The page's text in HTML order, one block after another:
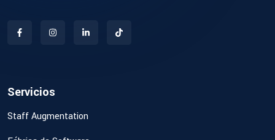
Servicios
Staff Augmentation